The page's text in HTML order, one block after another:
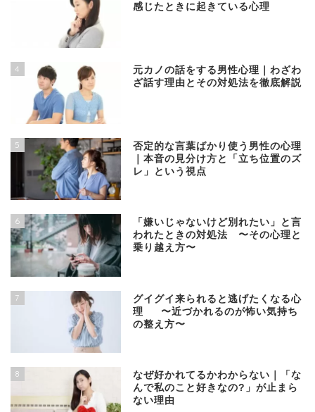
感じたときに起きている心理
4
元カノの話をする男性心理｜わざわ
ざ話す理由とその対処法を徹底解説
5
否定的な言葉ばかり使う男性の心理
｜本音の見分け方と「立ち位置のズ
レ」という視点
6
「嫌いじゃないけど別れたい」と言
われたときの対処法 〜その心理と
乗り越え方〜
7
グイグイ来られると逃げたくなる心
理 〜近づかれるのが怖い気持ち
の整え方〜
8
なぜ好かれてるかわからない｜「な
んで私のこと好きなの?」が止まら
ない理由